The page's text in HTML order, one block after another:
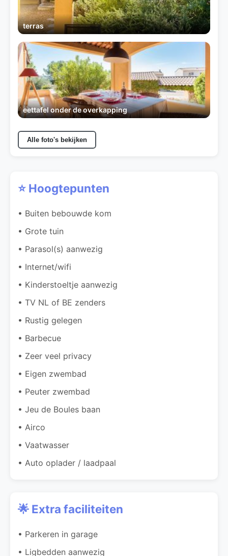
terras
eettafel onder de overkapping
Alle foto's bekijken
⭐ Hoogtepunten
• Buiten bebouwde kom
• Grote tuin
• Parasol(s) aanwezig
• Internet/wifi
• Kinderstoeltje aanwezig
• TV NL of BE zenders
• Rustig gelegen
• Barbecue
• Zeer veel privacy
• Eigen zwembad
• Peuter zwembad
• Jeu de Boules baan
• Airco
• Vaatwasser
• Auto oplader / laadpaal
🌟 Extra faciliteiten
• Parkeren in garage
• Ligbedden aanwezig